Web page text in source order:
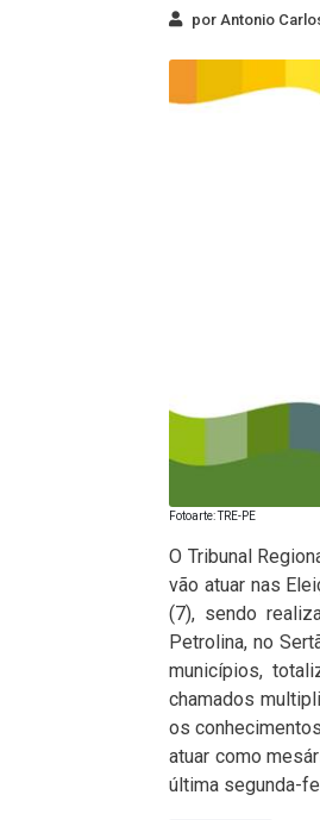
por Antonio
Fotoarte: TRE-PE
O Tribunal
vão atuar nas
(7), sendo
Petrolina, no
municípios,
chamados
os
atuar como
última segunda-